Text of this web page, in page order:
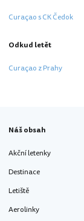
Curaçao s CK Čedok
Odkud letět
Curaçao z Prahy
Náš obsah
Akční letenky
Destinace
Letiště
Aerolinky